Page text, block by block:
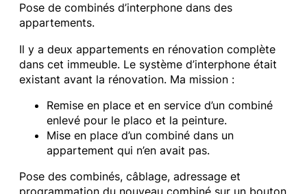
Pose de combinés d’interphone dans des
appartements.
Il y a deux appartements en rénovation complète
dans cet immeuble. Le système d’interphone était
existant avant la rénovation. Ma mission :
Remise en place et en service d’un combiné
enlevé pour le placo et la peinture.
Mise en place d’un combiné dans un
appartement qui n’en avait pas.
Pose des combinés, câblage, adressage et